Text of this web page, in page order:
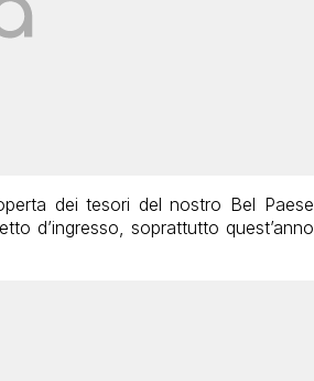
dei tesori del nostro Bel Paese
d’ingresso, soprattutto quest’anno